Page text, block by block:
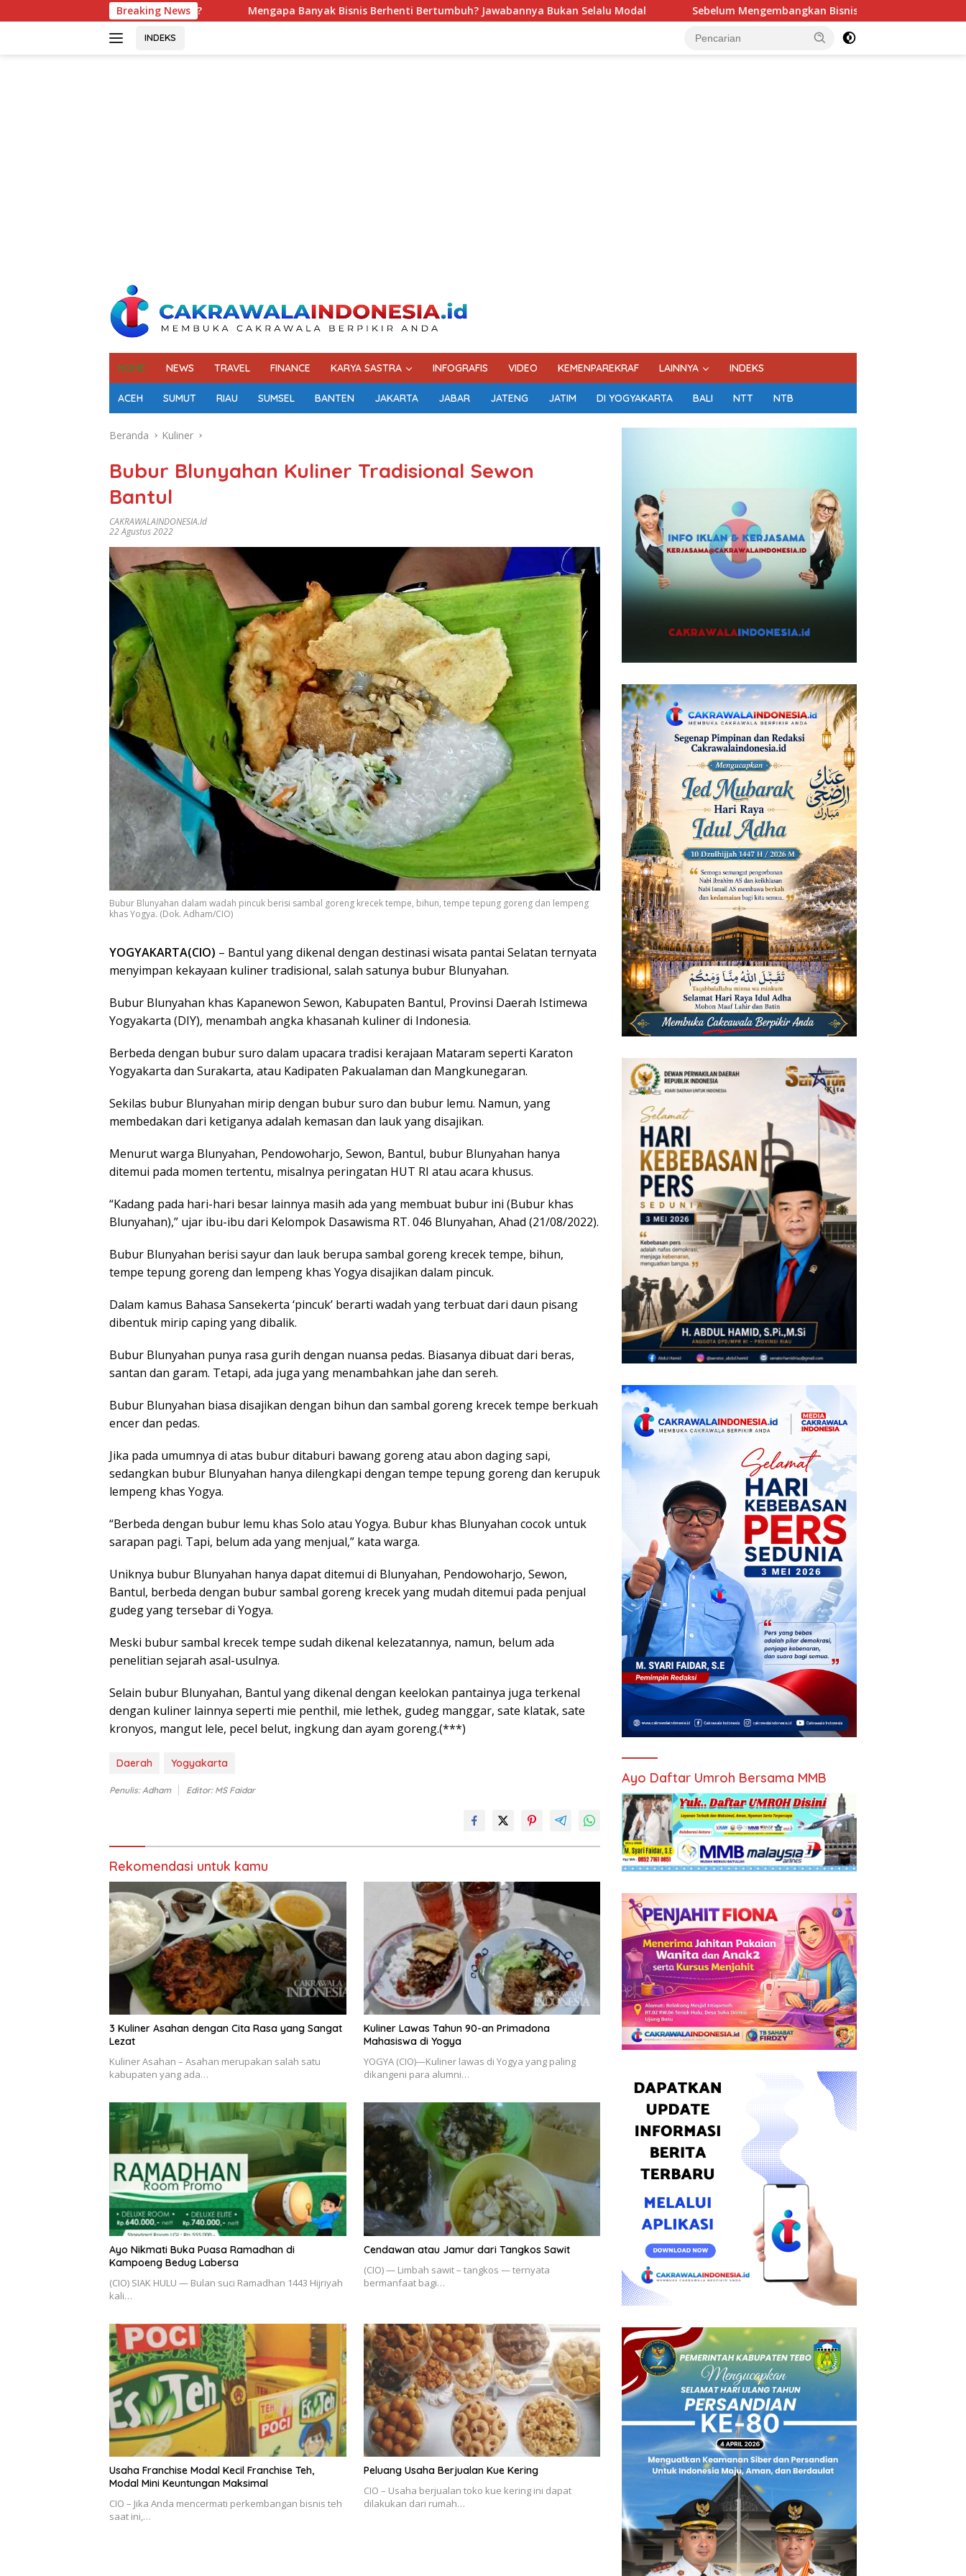
ke
Breaking News
Mengapa Banyak Bisnis Berhenti Bertumbuh? Jawabannya Bukan Selalu Modal Sebelum Mengembangkan Bisnis, Ada Satu Hal yang Tidak Boleh Dilewatkan
INDEKS
HOME NEWS TRAVEL FINANCE KARYA SASTRA INFOGRAFIS VIDEO KEMENPAREKRAF LAINNYA INDEKS
ACEH SUMUT RIAU SUMSEL BANTEN JAKARTA JABAR JATENG JATIM DI YOGYAKARTA BALI NTT NTB
Beranda Kuliner
Bubur Blunyahan Kuliner Tradisional Sewon
Bantul
CAKRAWALAINDONESIA.id
22 Agustus 2022
Bubur Blunyahan dalam wadah pincuk berisi sambal goreng krecek tempe, bihun, tempe tepung goreng dan lempeng
khas Yogya. (Dok. Adham/CIO)
YOGYAKARTA(CIO) – Bantul yang dikenal dengan destinasi wisata pantai Selatan ternyata
menyimpan kekayaan kuliner tradisional, salah satunya bubur Blunyahan.
Bubur Blunyahan khas Kapanewon Sewon, Kabupaten Bantul, Provinsi Daerah Istimewa
Yogyakarta (DIY), menambah angka khasanah kuliner di Indonesia.
Berbeda dengan bubur suro dalam upacara tradisi kerajaan Mataram seperti Karaton
Yogyakarta dan Surakarta, atau Kadipaten Pakualaman dan Mangkunegaran.
Sekilas bubur Blunyahan mirip dengan bubur suro dan bubur lemu. Namun, yang
membedakan dari ketiganya adalah kemasan dan lauk yang disajikan.
Menurut warga Blunyahan, Pendowoharjo, Sewon, Bantul, bubur Blunyahan hanya
ditemui pada momen tertentu, misalnya peringatan HUT RI atau acara khusus.
“Kadang pada hari-hari besar lainnya masih ada yang membuat bubur ini (Bubur khas
Blunyahan),” ujar ibu-ibu dari Kelompok Dasawisma RT. 046 Blunyahan, Ahad (21/08/2022).
Bubur Blunyahan berisi sayur dan lauk berupa sambal goreng krecek tempe, bihun,
tempe tepung goreng dan lempeng khas Yogya disajikan dalam pincuk.
Dalam kamus Bahasa Sansekerta ‘pincuk’ berarti wadah yang terbuat dari daun pisang
dibentuk mirip caping yang dibalik.
Bubur Blunyahan punya rasa gurih dengan nuansa pedas. Biasanya dibuat dari beras,
santan dan garam. Tetapi, ada juga yang menambahkan jahe dan sereh.
Bubur Blunyahan biasa disajikan dengan bihun dan sambal goreng krecek tempe berkuah
encer dan pedas.
Jika pada umumnya di atas bubur ditaburi bawang goreng atau abon daging sapi,
sedangkan bubur Blunyahan hanya dilengkapi dengan tempe tepung goreng dan kerupuk
lempeng khas Yogya.
“Berbeda dengan bubur lemu khas Solo atau Yogya. Bubur khas Blunyahan cocok untuk
sarapan pagi. Tapi, belum ada yang menjual,” kata warga.
Uniknya bubur Blunyahan hanya dapat ditemui di Blunyahan, Pendowoharjo, Sewon,
Bantul, berbeda dengan bubur sambal goreng krecek yang mudah ditemui pada penjual
gudeg yang tersebar di Yogya.
Meski bubur sambal krecek tempe sudah dikenal kelezatannya, namun, belum ada
penelitian sejarah asal-usulnya.
Selain bubur Blunyahan, Bantul yang dikenal dengan keelokan pantainya juga terkenal
dengan kuliner lainnya seperti mie penthil, mie lethek, gudeg manggar, sate klatak, sate
kronyos, mangut lele, pecel belut, ingkung dan ayam goreng.(***)
Daerah Yogyakarta
Penulis: Adham Editor: MS Faidar
Rekomendasi untuk kamu
3 Kuliner Asahan dengan Cita Rasa yang Sangat
Lezat
Kuliner Asahan – Asahan merupakan salah satu
kabupaten yang ada…
Kuliner Lawas Tahun 90-an Primadona
Mahasiswa di Yogya
YOGYA (CIO)—Kuliner lawas di Yogya yang paling
dikangeni para alumni…
Ayo Nikmati Buka Puasa Ramadhan di
Kampoeng Bedug Labersa
(CIO) SIAK HULU — Bulan suci Ramadhan 1443 Hijriyah
kali…
Cendawan atau Jamur dari Tangkos Sawit
(CIO) — Limbah sawit – tangkos — ternyata
bermanfaat bagi…
Usaha Franchise Modal Kecil Franchise Teh,
Modal Mini Keuntungan Maksimal
CIO – Jika Anda mencermati perkembangan bisnis teh
saat ini,…
Peluang Usaha Berjualan Kue Kering
CIO – Usaha berjualan toko kue kering ini dapat
dilakukan dari rumah…
Ayo Daftar Umroh Bersama MMB